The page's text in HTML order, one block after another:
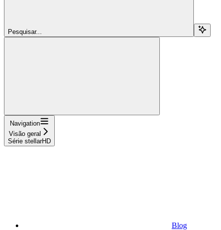
Pesquisar...
Navigation
Visão geral
Série stellarHD
Blog